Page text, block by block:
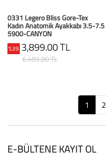
0331 Legero Bliss Gore-Tex
Kadın Anatomik Ayakkabı 3.5-7.5
5900-CANYON
ROSE(ROT)/NAPPA
%39 3,899.00 TL
6,489.00 TL
1 2
E-BÜLTENE KAYIT OL